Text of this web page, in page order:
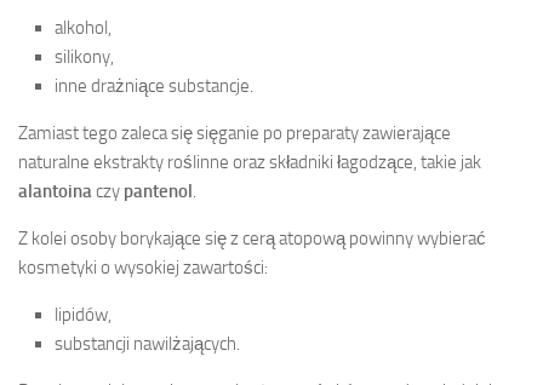
alkohol,
silikony,
inne drażniące substancje.
Zamiast tego zaleca się sięganie po preparaty zawierające
naturalne ekstrakty roślinne oraz składniki łagodzące, takie jak
alantoinaczy pantenol.
Z kolei osoby borykające się z cerą atopową powinny wybierać
kosmetyki o wysokiej zawartości:
lipidów,
substancji nawilżających.